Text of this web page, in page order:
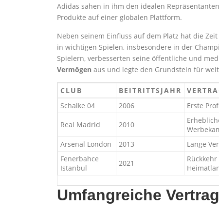
Adidas sahen in ihm den idealen
Produkte auf einer globalen Plattform.
Neben seinem Einfluss auf dem Platz hat die
in wichtigen Spielen, insbesondere in der
Spielern, verbesserten seine öffentliche und
Vermögen aus und legte den Grundstein für
CLUB BEITRITTSJAHR
Schalke 04
2006 Erste
Real Madrid 2010
Arsenal London
2013 Lange
Fenerbahce
Istanbul
2021
Umfangreiche